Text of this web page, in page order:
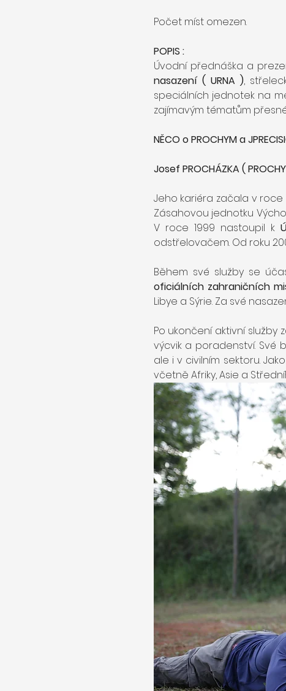
Počet míst omezen.
POPIS :
Úvodní přednáška a
nasazení ( URNA ),
speciálních jednotek na
zajímavým tématům
NĚCO o PROCHYM a
Josef PROCHÁZKA (
Jeho kariéra začala v
Zásahovou jednotku
V roce 1999 nastoupil k
odstřelovačem. Od roku
Během své služby se
oficiálních zahraničních
Libye a Sýrie. Za své
Po ukončení aktivní služby
výcvik a poradenství. Své
ale i v civilním sektoru.
včetně Afriky, Asie a